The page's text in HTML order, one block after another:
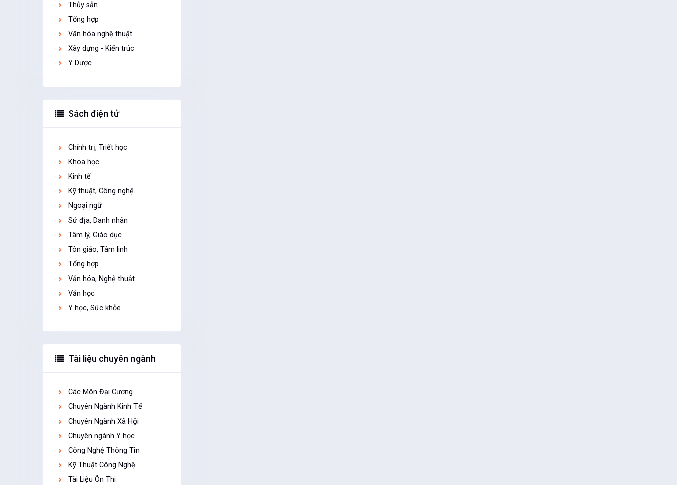
Thủy sản
Tổng hợp
Văn hóa nghệ thuật
Xây dựng - Kiến trúc
Y Dược
Sách điện tử
Chính trị, Triết học
Khoa học
Kinh tế
Kỹ thuật, Công nghệ
Ngoại ngữ
Sử địa, Danh nhân
Tâm lý, Giáo dục
Tôn giáo, Tâm linh
Tổng hợp
Văn hóa, Nghệ thuật
Văn học
Y học, Sức khỏe
Tài liệu chuyên ngành
Các Môn Đại Cương
Chuyên Ngành Kinh Tế
Chuyên Ngành Xã Hội
Chuyên ngành Y học
Công Nghệ Thông Tin
Kỹ Thuật Công Nghệ
Tài Liệu Ôn Thi